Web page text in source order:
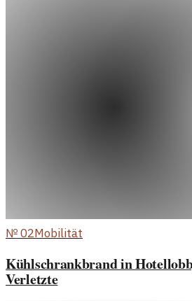
№02Mobilität
Kühlschrankbrand in
Verletzte